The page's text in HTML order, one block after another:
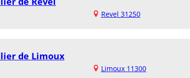
Revel 31250
de Limoux
Limoux 11300